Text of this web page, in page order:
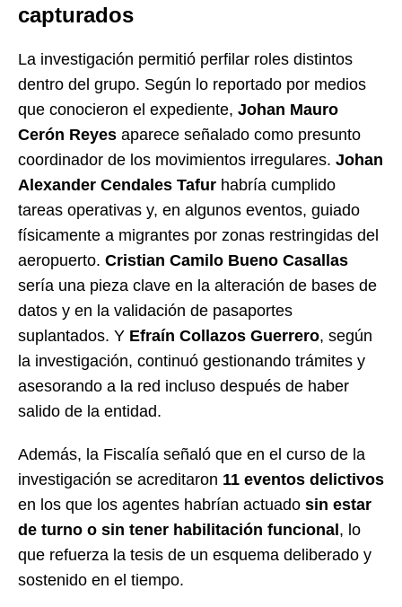
capturados
La investigación permitió perfilar roles distintos
dentro del grupo. Según lo reportado por medios
que conocieron el expediente, Johan Mauro
Cerón Reyes aparece señalado como presunto
coordinador de los movimientos irregulares. Johan
Alexander Cendales Tafur habría cumplido
tareas operativas y, en algunos eventos, guiado
físicamente a migrantes por zonas restringidas del
aeropuerto. Cristian Camilo Bueno Casallas
sería una pieza clave en la alteración de bases de
datos y en la validación de pasaportes
suplantados. Y Efraín Collazos Guerrero, según
la investigación, continuó gestionando trámites y
asesorando a la red incluso después de haber
salido de la entidad.
Además, la Fiscalía señaló que en el curso de la
investigación se acreditaron 11 eventos delictivos
en los que los agentes habrían actuado sin estar
de turno o sin tener habilitación funcional, lo
que refuerza la tesis de un esquema deliberado y
sostenido en el tiempo.